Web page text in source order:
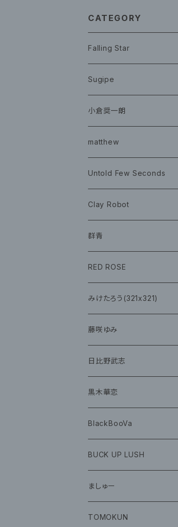
CATEGORY
Falling Star
CD
グッズ
チェキ ブロマイド
イベント
ツアーグッズ
Sugipe
チケット
CD
グッズ
小倉奨一朗
イベント
グッズ
CD
matthew
Book
CD
Untold Few Seconds
グッズ
CD
Clay Robot
グッズ
CD
チェキ
群青
イベント
CD
グッズ
RED ROSE
CD
みけたろう(321x321)
CD
グッズ
藤咲ゆみ
CD
グッズ
日比野武志
黒木華恋
BlackBooVa
CD
BUCK UP LUSH
グッズ
CD
ましゅー
グッズ
TOMOKUN